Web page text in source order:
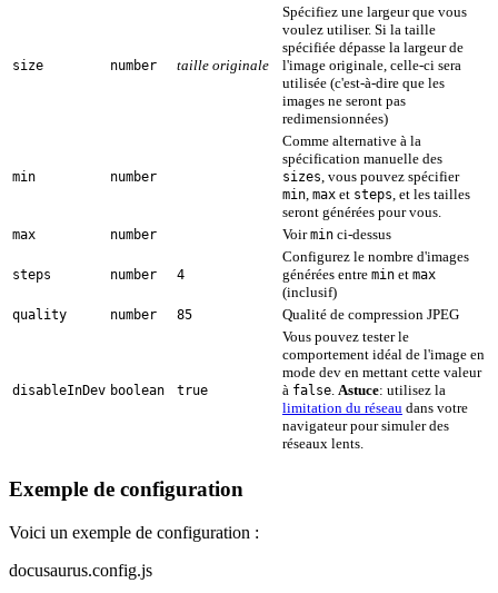
size number taille originale
Spécifiez une largeur que vous
voulez utiliser. Si la taille
spécifiée dépasse la largeur de
l'image originale, celle-ci sera
utilisée (c'est-à-dire que les
images ne seront pas
redimensionnées)
min number
Comme alternative à la
spécification manuelle des
sizes, vous pouvez spécifier
min, max et steps, et les tailles
seront générées pour vous.
max number Voirmin ci-dessus
steps number 4
Configurez le nombre d'images
générées entre min et max
(inclusif)
quality number 85 Qualité de compression JPEG
disableInDev boolean true
Vous pouvez tester le
comportement idéal de l'image en
mode dev en mettant cette valeur
à false. Astuce: utilisez la
limitation du réseau dans votre
navigateur pour simuler des
réseaux lents.
Exemple de configuration
Voici un exemple de configuration :
docusaurus.config.js